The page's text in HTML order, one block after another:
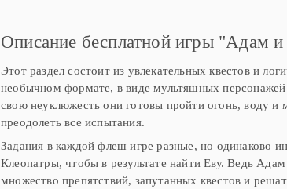
Описание бесплатной игры "Адам
Этот раздел состоит из увлекательных квестов и
необычном формате, в виде мультяшных
свою неуклюжесть они готовы пройти огонь, воду
преодолеть все испытания.
Задания в каждой флеш игре разные, но одинаково
Клеопатры, чтобы в результате найти Еву. Ведь
множество препятствий, запутанных квестов и